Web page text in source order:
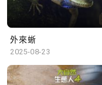
外來蜥
2025-08-23